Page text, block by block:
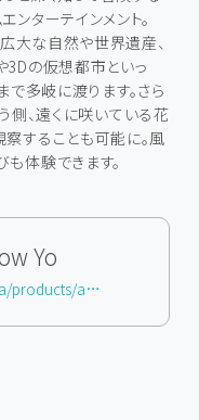
ンターテインメント。
大な自然や世界遺産、
3Dの仮想都市といっ
多岐に渡ります。さら
、遠くに咲いている花
することも可能に。風
体験できます。
Yo
https://atmoph.com/ja/products/aw103